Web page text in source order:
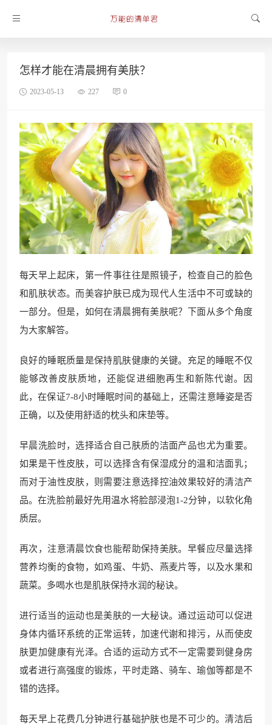
怎样才能在清晨拥有美肤？
2023-05-13 227 0
每天早上起床，第一件事往往是照镜子，检查自己的脸色
和肌肤状态。而美容护肤已成为现代人生活中不可或缺的
一部分。但是，如何在清晨拥有美肤呢？下面从多个角度
为大家解答。
良好的睡眠质量是保持肌肤健康的关键。充足的睡眠不仅
能够改善皮肤质地，还能促进细胞再生和新陈代谢。因
此，在保证7-8小时睡眠时间的基础上，还需注意睡姿是否
正确，以及使用舒适的枕头和床垫等。
早晨洗脸时，选择适合自己肤质的洁面产品也尤为重要。
如果是干性皮肤，可以选择含有保湿成分的温和洁面乳；
而对于油性皮肤，则需要注意选择控油效果较好的清洁产
品。在洗脸前最好先用温水将脸部浸泡1-2分钟，以软化角
质层。
再次，注意清晨饮食也能帮助保持美肤。早餐应尽量选择
营养均衡的食物，如鸡蛋、牛奶、燕麦片等，以及水果和
蔬菜。多喝水也是肌肤保持水润的秘诀。
进行适当的运动也是美肤的一大秘诀。通过运动可以促进
身体内循环系统的正常运转，加速代谢和排污，从而使皮
肤更加健康有光泽。合适的运动方式不一定需要到健身房
或者进行高强度的锻炼，平时走路、骑车、瑜伽等都是不
错的选择。
每天早上花费几分钟进行基础护肤也是不可少的。清洁后